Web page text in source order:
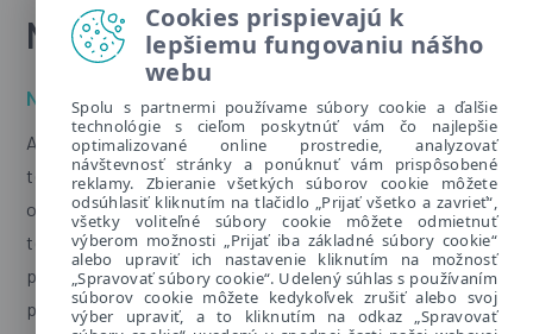
N
Netolizmus
Ak hovoríme o závislosti od internetu, v skutočnosti to
terminologicky nie je úplne správne. Termín netolizmus
označujezávislosť od tzv. virtuálnych drog.Nie je to
teda samotný internet, ale aktivity, ktoré nám umožňuje
pripojenie nainternet. Medzi ne patria napríklad
počítačové hry, sociálne siete, pornografia, četovanie,
Cookies prispievajú k
lepšiemu fungovaniu nášho
webu
Spolu s partnermi používame súbory cookie a ďalšie
technológie s cieľom poskytnúť vám čo najlepšie
optimalizované online prostredie, analyzovať
návštevnosť stránky a ponúknuť vám prispôsobené
reklamy. Zbieranie všetkých súborov cookie môžete
odsúhlasiť kliknutím na tlačidlo „Prijať všetko a zavrieť“,
všetky voliteľné súbory cookie môžete odmietnuť
výberom možnosti „Prijať iba základné súbory cookie“
alebo upraviť ich nastavenie kliknutím na možnosť
„Spravovať súbory cookie“. Udelený súhlas s používaním
súborov cookie môžete kedykoľvek zrušiť alebo svoj
výber upraviť, a to kliknutím na odkaz „Spravovať